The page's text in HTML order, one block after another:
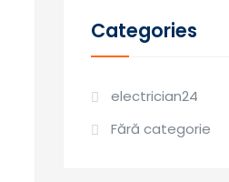
Categories
electrician24
Fără categorie